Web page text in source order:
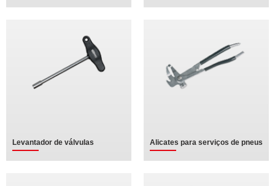
Levantador de válvulas Alicates para serviços de pneus